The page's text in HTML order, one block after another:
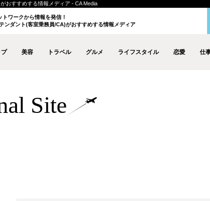
おすすめする情報メディア - CA Media
ワークから情報を発信！
ンダント(客室乗務員/CA)がおすすめする情報メディア
プ 美容 トラベル グルメ ライフスタイル 恋愛 仕
Site